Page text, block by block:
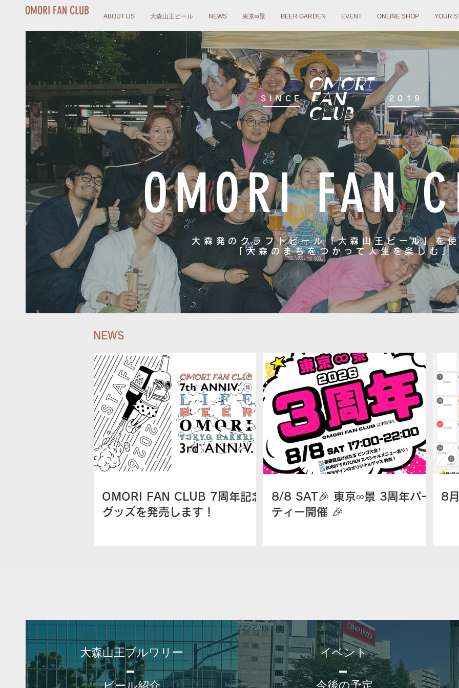
ABOUT US 大森山王ビール NEWS 東京∞景 BEER GARDEN EVENT ONLINE SHOP YOUR
OMORI FAN CLUB
SINCE 2019
OMORI FAN
大森発のクラフトビール「大森山王ビール」を
「大森のまちをつかって人生を楽しむ」
NEWS
OMORI FAN CLUB 7周年記念
グッズを発売します！
8/8 SAT🎉 東京∞景 3周年パー
ティー開催 🎉
8
大森山王ブルワリー イベント
今後の予定